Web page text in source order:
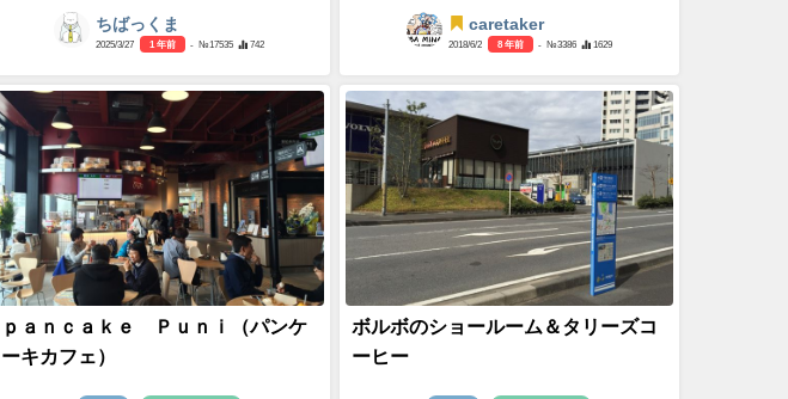
ちばっくま
2025/3/27 1 年前 - №17535 742
caretaker
2018/6/2 8 年前 - №3386 1629
ｐａｎｃａｋｅ Ｐｕｎｉ（パンケ
ーキカフェ）
ボルボのショールーム＆タリーズコ
ーヒー